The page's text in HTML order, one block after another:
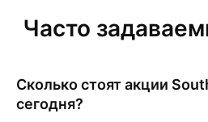
Часто
Сколько стоят акции
сегодня?